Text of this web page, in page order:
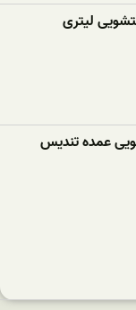
لیتری
عمده تندیس